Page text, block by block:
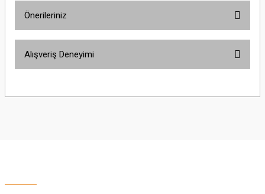
Önerileriniz
yetersiz gördüğünüz noktaları öneri formunu kullanarak tarafımıza
Alışveriş Deneyimi